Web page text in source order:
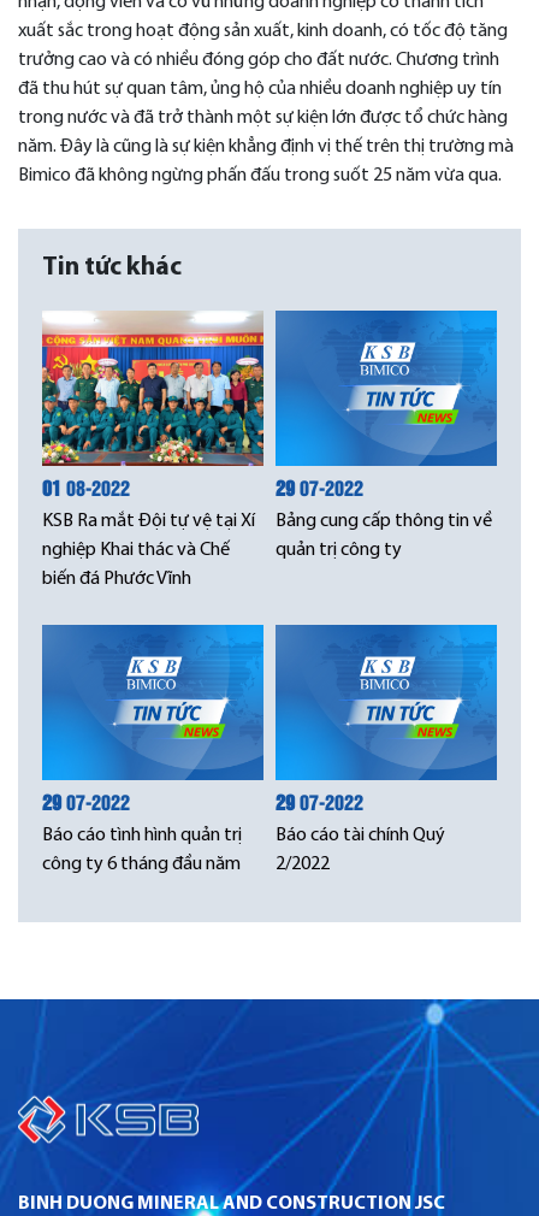
xuất sắc trong hoạt động sản xuất, kinh doanh, có tốc độ tăng
trưởng cao và có nhiều đóng góp cho đất nước. Chương trình
đã thu hút sự quan tâm, ủng hộ của nhiều doanh nghiệp uy tín
trong nước và đã trở thành một sự kiện lớn được tổ chức hàng
năm. Đây là cũng là sự kiện khẳng định vị thế trên thị trường mà
Bimico đã không ngừng phấn đấu trong suốt 25 năm vừa qua.
Tin tức khác
01 08-2022
KSB Ra mắt Đội tự vệ tại Xí
nghiệp Khai thác và Chế
biến đá Phước Vĩnh
2907-2022
Bảng cung cấp thông tin về
quản trị công ty
2907-2022
Báo cáo tình hình quản trị
công ty 6 tháng đầu năm
2907-2022
Báo cáo tài chính Quý
2/2022
BINH DUONG MINERAL AND CONSTRUCTION JSC